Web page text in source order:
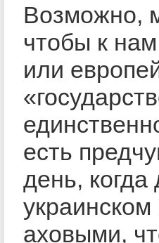
Возможно,
чтобы к
или
есть
день, когда
украинском
аховыми,